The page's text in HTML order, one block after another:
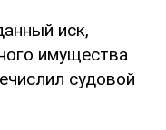
иск,
имущества
судовой